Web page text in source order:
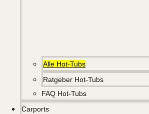
Alle Hot-Tubs
Ratgeber Hot-Tubs
FAQ Hot-Tubs
Carports